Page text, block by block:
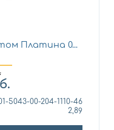
Платина 0...
5043-00-204-1110-46
2,89